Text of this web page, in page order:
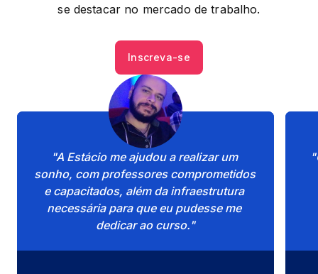
se destacar no mercado de trabalho.
Inscreva-se
"A Estácio me ajudou a realizar um
sonho, com professores comprometidos
e capacitados, além da infraestrutura
necessária para que eu pudesse me
dedicar ao curso."